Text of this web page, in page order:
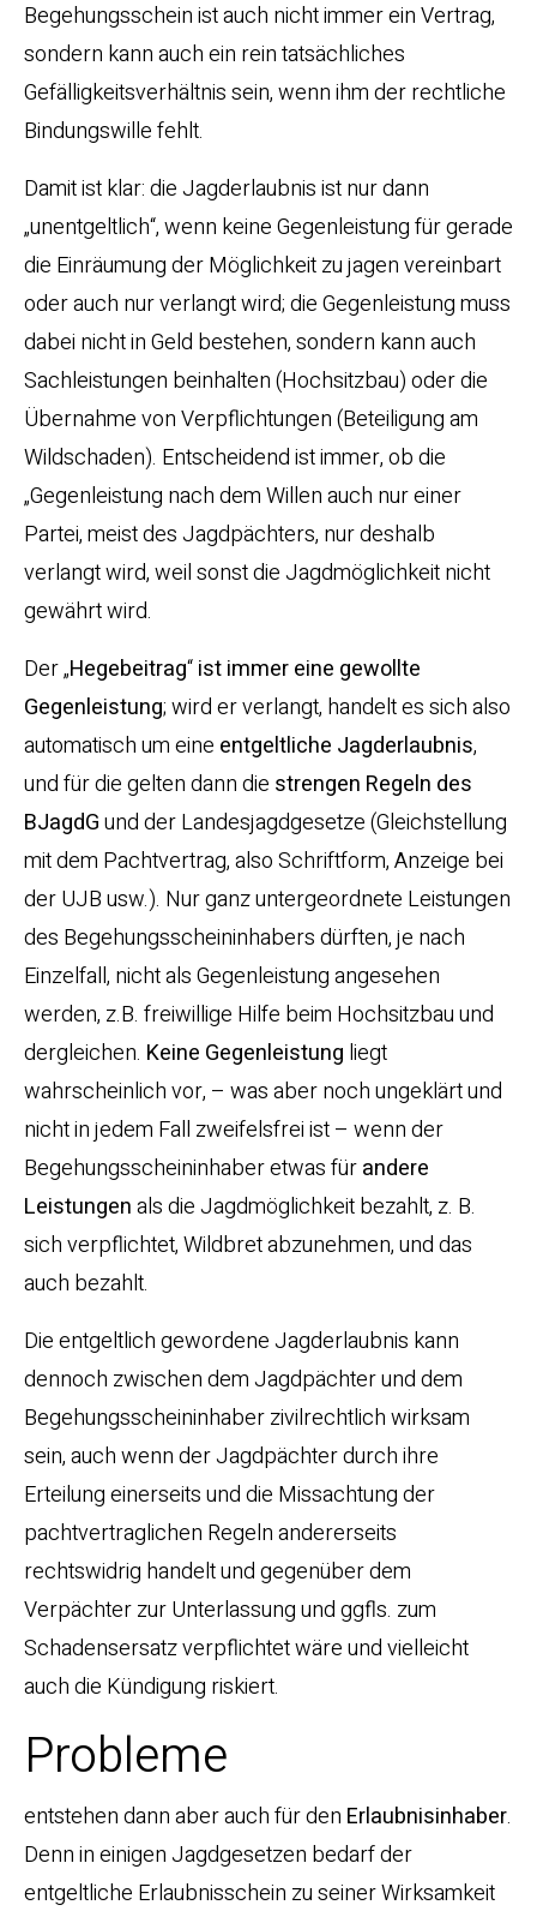
Begehungsschein ist auch nicht immer ein Vertrag,
sondern kann auch ein rein tatsächliches
Gefälligkeitsverhältnis sein, wenn ihm der rechtliche
Bindungswille fehlt.
Damit ist klar: die Jagderlaubnis ist nur dann
„unentgeltlich“, wenn keine Gegenleistung für gerade
die Einräumung der Möglichkeit zu jagen vereinbart
oder auch nur verlangt wird; die Gegenleistung muss
dabei nicht in Geld bestehen, sondern kann auch
Sachleistungen beinhalten (Hochsitzbau) oder die
Übernahme von Verpflichtungen (Beteiligung am
Wildschaden). Entscheidend ist immer, ob die
„Gegenleistung nach dem Willen auch nur einer
Partei, meist des Jagdpächters, nur deshalb
verlangt wird, weil sonst die Jagdmöglichkeit nicht
gewährt wird.
Der „Hegebeitrag“ist immer eine gewollte
Gegenleistung; wird er verlangt, handelt es sich also
automatisch um eine entgeltliche Jagderlaubnis,
und für die gelten dann die strengen Regeln des
BJagdGund der Landesjagdgesetze (Gleichstellung
mit dem Pachtvertrag, also Schriftform, Anzeige bei
der UJB usw.). Nur ganz untergeordnete Leistungen
des Begehungsscheininhabers dürften, je nach
Einzelfall, nicht als Gegenleistung angesehen
werden, z.B. freiwillige Hilfe beim Hochsitzbau und
dergleichen. Keine Gegenleistung liegt
wahrscheinlich vor, – was aber noch ungeklärt und
nicht in jedem Fall zweifelsfrei ist – wenn der
Begehungsscheininhaber etwas fürandere
Leistungenals die Jagdmöglichkeit bezahlt, z. B.
sich verpflichtet, Wildbret abzunehmen, und das
auch bezahlt.
Die entgeltlich gewordene Jagderlaubnis kann
dennoch zwischen dem Jagdpächter und dem
Begehungsscheininhaber zivilrechtlich wirksam
sein, auch wenn der Jagdpächter durch ihre
Erteilung einerseits und die Missachtung der
pachtvertraglichen Regeln andererseits
rechtswidrig handelt und gegenüber dem
Verpächter zur Unterlassung und ggfls. zum
Schadensersatz verpflichtet wäre und vielleicht
auch die Kündigung riskiert.
Probleme
entstehen dann aber auch für den Erlaubnisinhaber.
Denn in einigen Jagdgesetzen bedarf der
entgeltliche Erlaubnisschein zu seiner Wirksamkeit